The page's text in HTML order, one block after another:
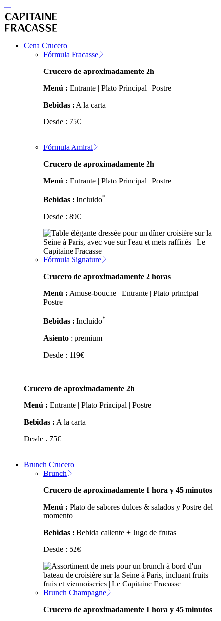
Cena Crucero
Fórmula Fracasse
Crucero de aproximadamente 2h
Menú : Entrante | Plato Principal | Postre
Bebidas : A la carta
Desde : 75€
Fórmula Amiral
Crucero de aproximadamente 2h
Menú : Entrante | Plato Principal | Postre
Bebidas : Incluido*
Desde : 89€
Fórmula Signature
Crucero de aproximadamente 2 horas
Menú : Amuse-bouche | Entrante | Plato principal |
Postre
Bebidas : Incluido*
Asiento : premium
Desde : 119€
Crucero de aproximadamente 2h
Menú : Entrante | Plato Principal | Postre
Bebidas : A la carta
Desde : 75€
Brunch Crucero
Brunch
Crucero de aproximadamente 1 hora y 45 minutos
Menú : Plato de sabores dulces & salados y Postre del
momento
Bebidas : Bebida caliente + Jugo de frutas
Desde : 52€
Brunch Champagne
Crucero de aproximadamente 1 hora y 45 minutos